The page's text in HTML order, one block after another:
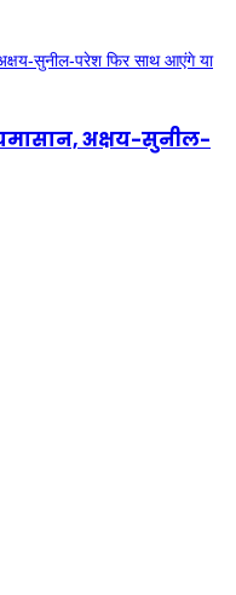
अक्षय-सुनील-